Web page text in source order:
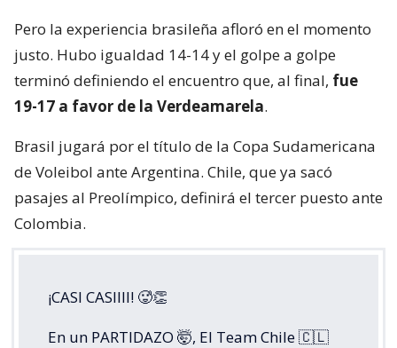
Pero la experiencia brasileña afloró en el momento
justo. Hubo igualdad 14-14 y el golpe a golpe
terminó definiendo el encuentro que, al final, fue
19-17 a favor de la Verdeamarela.
Brasil jugará por el título de la Copa Sudamericana
de Voleibol ante Argentina. Chile, que ya sacó
pasajes al Preolímpico, definirá el tercer puesto ante
Colombia.
¡CASI CASIIII! 🥵👏
En un PARTIDAZO 🤯, El Team Chile 🇨🇱